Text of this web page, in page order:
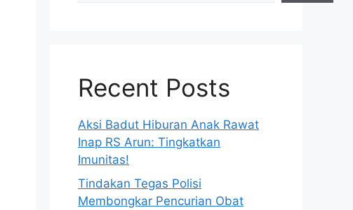
Recent Posts
Aksi Badut Hiburan Anak Rawat
Inap RS Arun: Tingkatkan
Imunitas!
Tindakan Tegas Polisi
Membongkar Pencurian Obat